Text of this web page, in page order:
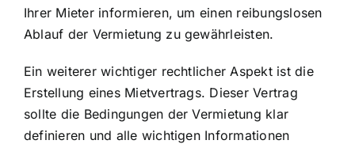
Ihrer Mieter informieren, um einen reibungslosen
Ablauf der Vermietung zu gewährleisten.
Ein weiterer wichtiger rechtlicher Aspekt ist die
Erstellung eines Mietvertrags. Dieser Vertrag
sollte die Bedingungen der Vermietung klar
definieren und alle wichtigen Informationen